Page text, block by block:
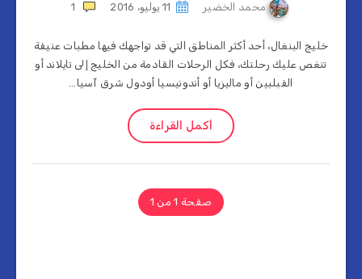
محمد الخضير 11 يوليو، 2016 1
خليج البنغال، أحد أكثر المناطق التي قد تواجهك فيها مطبات عنيفة
تنغص عليك رحلتك، فكل الرحلات القادمة من الخليج إلى تايلاند أو
الفبلبين أو ماليزيا أو أندونيسيا أودول شرق آسيا…
أكمل القراءة
صفحة 1 من 1